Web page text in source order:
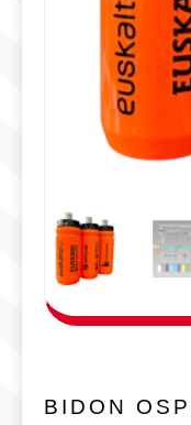
BIDON